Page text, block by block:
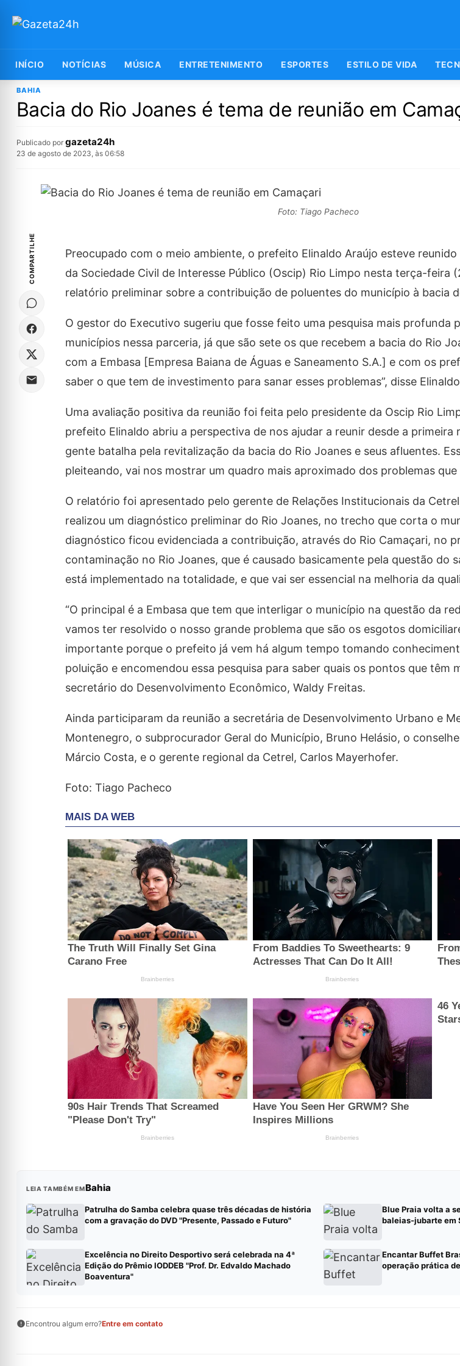
INÍCIO NOTÍCIAS MÚSICA ENTRETENIMENTO ESPORTES ESTILO DE VIDA
BAHIA
Bacia do Rio Joanes é tema de reunião em
Publicado por gazeta24h
23 de agosto de 2023, às 06:58
Foto: Tiago Pacheco
COMPARTILHE
Preocupado com o meio ambiente, o prefeito Elinaldo Araújo esteve
da Sociedade Civil de Interesse Público (Oscip) Rio Limpo nesta terça-feira
relatório preliminar sobre a contribuição de poluentes do município à bacia
O gestor do Executivo sugeriu que fosse feito uma pesquisa mais profunda
municípios nessa parceria, já que são sete os que recebem a bacia do Rio
com a Embasa [Empresa Baiana de Águas e Saneamento S.A.] e com os
saber o que tem de investimento para sanar esses problemas”, disse
Uma avaliação positiva da reunião foi feita pelo presidente da Oscip Rio
prefeito Elinaldo abriu a perspectiva de nos ajudar a reunir desde a primeira
gente batalha pela revitalização da bacia do Rio Joanes e seus afluentes.
pleiteando, vai nos mostrar um quadro mais aproximado dos problemas que
O relatório foi apresentado pelo gerente de Relações Institucionais da
realizou um diagnóstico preliminar do Rio Joanes, no trecho que corta o
diagnóstico ficou evidenciada a contribuição, através do Rio Camaçari, no
contaminação no Rio Joanes, que é causado basicamente pela questão do
está implementado na totalidade, e que vai ser essencial na melhoria da
“O principal é a Embasa que tem que interligar o município na questão da
vamos ter resolvido o nosso grande problema que são os esgotos
importante porque o prefeito já vem há algum tempo tomando
poluição e encomendou essa pesquisa para saber quais os pontos que têm
secretário do Desenvolvimento Econômico, Waldy Freitas.
Ainda participaram da reunião a secretária de Desenvolvimento Urbano e
Montenegro, o subprocurador Geral do Município, Bruno Helásio, o
Márcio Costa, e o gerente regional da Cetrel, Carlos Mayerhofer.
Foto: Tiago Pacheco
LEIA TAMBÉM EMBahia
Patrulha do Samba celebra quase três décadas de história
com a gravação do DVD "Presente, Passado e Futuro"
Blue Praia volta a
baleias-jubarte em
Excelência no Direito Desportivo será celebrada na 4ª
Edição do Prêmio IODDEB "Prof. Dr. Edvaldo Machado
Boaventura"
Encantar Buffet
operação prática
Encontrou algum erro?Entre em contato